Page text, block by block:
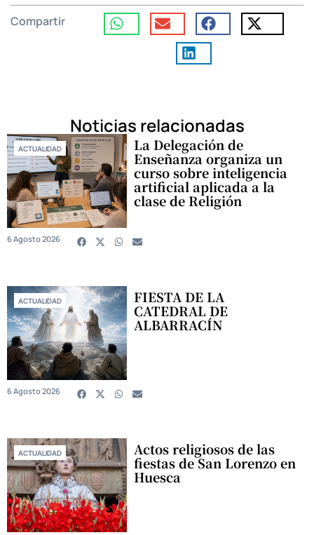
Compartir
Noticias relacionadas
ACTUALIDAD La Delegación de
Enseñanza organiza un
curso sobre inteligencia
artificial aplicada a la
clase de Religión
6 Agosto 2026
ACTUALIDAD FIESTA DE LA
CATEDRAL DE
ALBARRACÍN
6 Agosto 2026
ACTUALIDAD Actos religiosos de las
fiestas de San Lorenzo en
Huesca